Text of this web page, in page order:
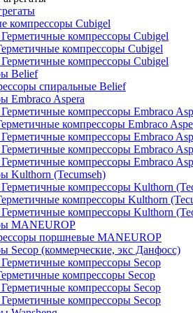
компрессоры Cubigel
компрессоры Cubigel
компрессоры Cubigel
компрессоры Cubigel
Belief
спиральные Belief
Embraco Aspera
компрессоры Embraco
компрессоры Embraco
компрессоры Embraco
компрессоры Embraco
компрессоры Embraco
Kulthorn (Tecumseh)
компрессоры Kulthorn
компрессоры Kulthorn
компрессоры Kulthorn
MANEUROP
поршневые MANEUROP
Secop (коммерческие, экс Данфосс)
компрессоры Secop
компрессоры Secop
компрессоры Secop
компрессоры Secop